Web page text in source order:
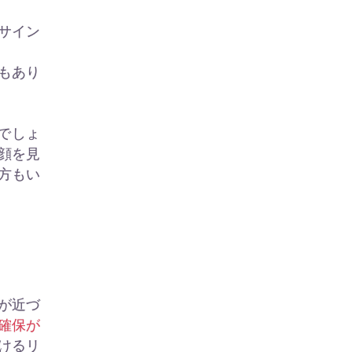
イン
あり
しょ
を見
もい
近づ
保が
るリ